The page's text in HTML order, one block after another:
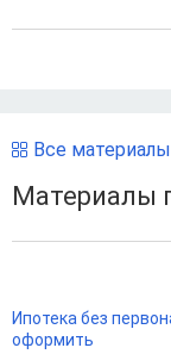
Все материалы
Материалы
Ипотека без
оформить